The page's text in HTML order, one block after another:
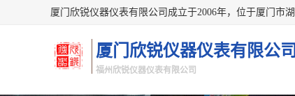
厦门欣锐仪器仪表有限公司
福州欣锐仪器仪表有限公司